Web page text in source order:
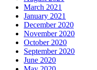
March 2021
January 2021
December 2020
November 2020
October 2020
September 2020
June 2020